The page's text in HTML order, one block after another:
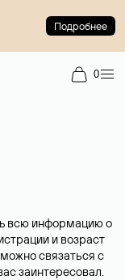
Подробнее
0
всю информацию о
и возраст
связаться с
заинтересовал.